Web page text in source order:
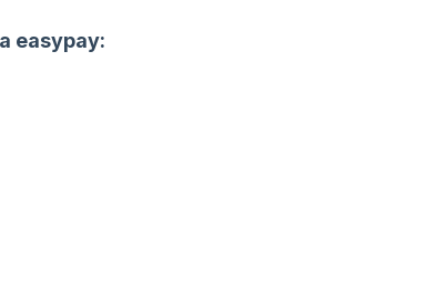
easypay: